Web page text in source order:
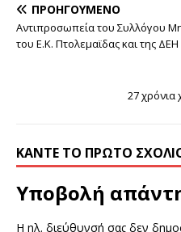
ΠΡΟΗΓΟΎΜΕΝΟ
Αντιπροσωπεία του Συλλόγου
του Ε.Κ. Πτολεμαϊδας και της ΔΕΗ
27 χρόνια
ΚΆΝΤΕ ΤΟ ΠΡΏΤΟ
Υποβολή
Η ηλ. διεύθυνσή σας δεν